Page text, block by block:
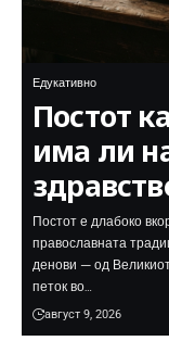
Едукативно
Постот
има ли
Постот е длабоко
православната
денови — од
петок во…
август 9, 2026